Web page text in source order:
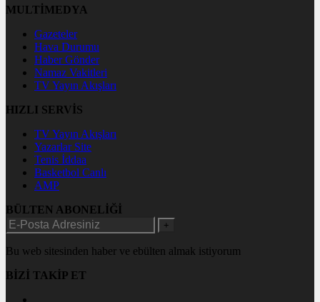
MULTİMEDYA
Gazeteler
Hava Durumu
Haber Gönder
Namaz Vakitleri
TV Yayın Akışları
HIZLI SERVİS
TV Yayın Akışları
Yazarlar Site
Tenis İddaa
Basketbol Canlı
AMP
BÜLTEN ABONELİĞİ
+
Bu web sitesinden haber ve ebülten almak istiyorum
BİZİ TAKİP ET